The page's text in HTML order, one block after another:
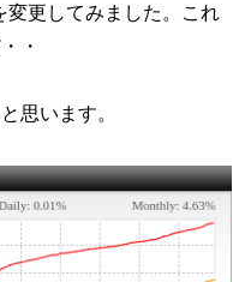
変更してみました。これ
・
思います。